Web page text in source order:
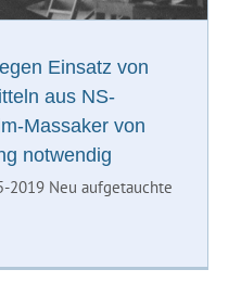
Einsatz von
aus NS-
Massaker von
notwendig
2019 Neu aufgetauchte